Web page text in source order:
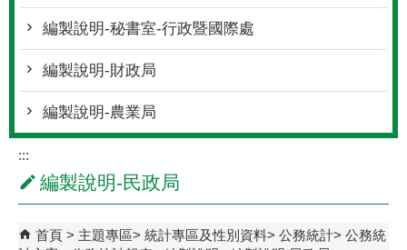
編製說明-秘書室-行政暨國際處
編製說明-財政局
編製說明-農業局
:::
編製說明-民政局
首頁 主題專區 統計專區及性別資料 公務統計
公務統